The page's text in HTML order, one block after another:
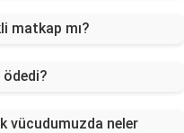
matkap mı?
ödedi?
vücudumuzda neler